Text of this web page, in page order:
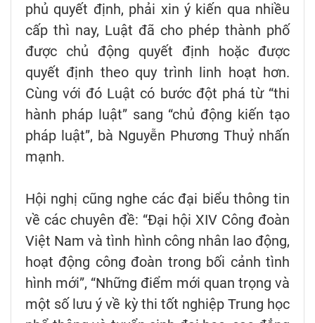
phủ quyết định, phải xin ý kiến qua nhiều
cấp thì nay, Luật đã cho phép thành phố
được chủ động quyết định hoặc được
quyết định theo quy trình linh hoạt hơn.
Cùng với đó Luật có bước đột phá từ “thi
hành pháp luật” sang “chủ động kiến tạo
pháp luật”, bà Nguyễn Phương Thuỷ nhấn
mạnh.
Hội nghị cũng nghe các đại biểu thông tin
về các chuyên đề: “Đại hội XIV Công đoàn
Việt Nam và tình hình công nhân lao động,
hoạt động công đoàn trong bối cảnh tình
hình mới”, “Những điểm mới quan trọng và
một số lưu ý về kỳ thi tốt nghiệp Trung học